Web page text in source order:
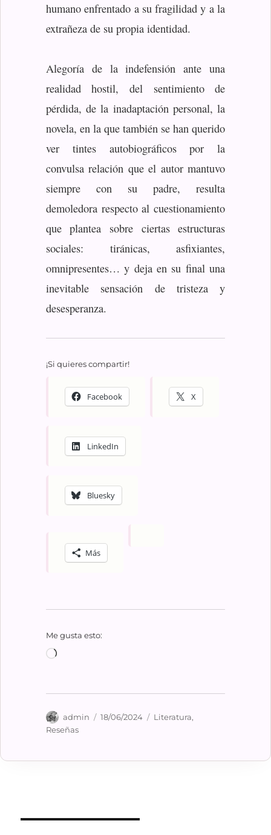
humano enfrentado a su fragilidad y a la
extrañeza de su propia identidad.
Alegoría de la indefensión ante una
realidad hostil, del sentimiento de
pérdida, de la inadaptación personal, la
novela, en la que también se han querido
ver tintes autobiográficos por la
convulsa relación que el autor mantuvo
siempre con su padre, resulta
demoledora respecto al cuestionamiento
que plantea sobre ciertas estructuras
sociales: tiránicas, asfixiantes,
omnipresentes… y deja en su final una
inevitable sensación de tristeza y
desesperanza.
¡Si quieres compartir!
Facebook X
LinkedIn
Bluesky
Más
Me gusta esto:
Cargando...
Autor
admin
Publicado
18/06/2024 Categorías
Literatura,
Reseñas